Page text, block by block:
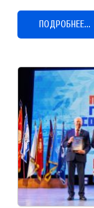
ПОДРОБНЕЕ...